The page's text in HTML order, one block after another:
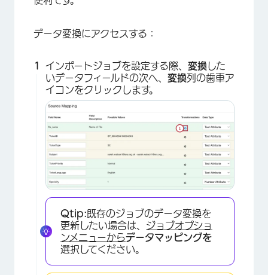
カスタム変換の例
データ変換にアクセスする：
インポートジョブを設定する際、 変換した
いデータフィールドの次へ、 変換列の歯車ア
イコンをクリックします。
Qtip:既存のジョブのデータ変換を
更新したい場合は、 ジョブオプショ
ンメニューからデータマッピングを
選択してください。